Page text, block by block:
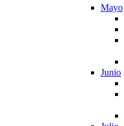
Mayo
Junio